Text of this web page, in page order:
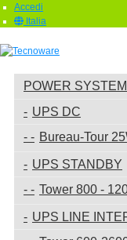
Accedi
Italia
POWER
UPS DC
Bureau-Tour
UPS STANDBY
Tower 800 -
UPS LINE